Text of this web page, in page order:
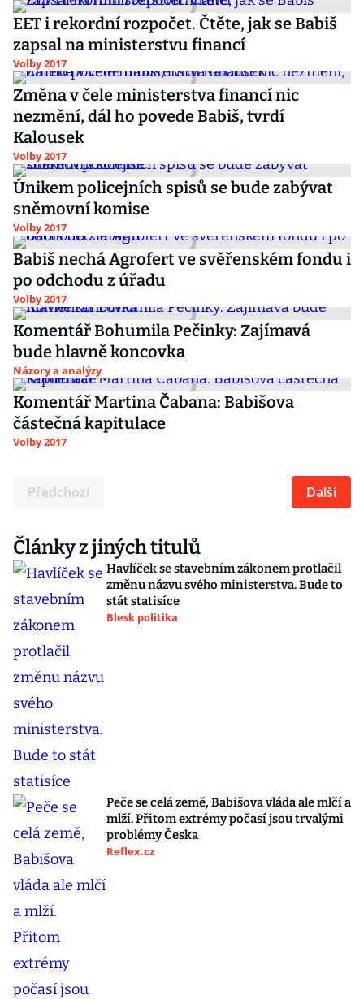
EET i rekordní rozpočet. Čtěte, jak se Babiš
zapsal na ministerstvu financí
Volby 2017
Změna v čele ministerstva financí nic
nezmění, dál ho povede Babiš, tvrdí
Kalousek
Volby 2017
Únikem policejních spisů se bude zabývat
sněmovní komise
Volby 2017
Babiš nechá Agrofert ve svěřenském fondu i
po odchodu z úřadu
Volby 2017
Komentář Bohumila Pečinky: Zajímavá
bude hlavně koncovka
Názory a analýzy
Komentář Martina Čabana: Babišova
částečná kapitulace
Volby 2017
Předchozí Další
Články z jiných titulů
Havlíček se stavebním zákonem protlačil
změnu názvu svého ministerstva. Bude to
stát statisíce
Blesk politika
Peče se celá země, Babišova vláda ale mlčí a
mlží. Přitom extrémy počasí jsou trvalými
problémy Česka
Reflex.cz